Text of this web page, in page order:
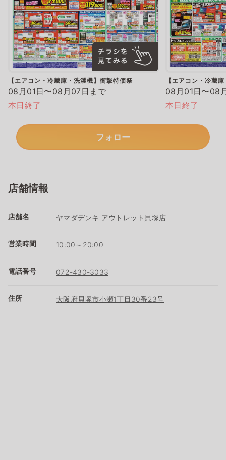
【エアコン・冷蔵庫・洗濯機】衝撃特価祭
08月01日〜08月07日まで
本日終了
【エアコン・冷蔵
08月01日〜08
本日終了
フォロー
店舗情報
店舗名 ヤマダデンキ アウトレット貝塚店
営業時間 10:00～20:00
電話番号 072-430-3033
住所 大阪府貝塚市小瀬1丁目30番23号